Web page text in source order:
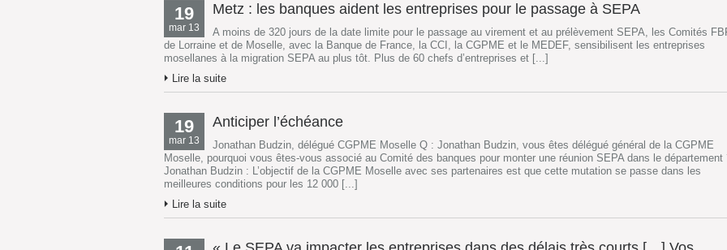
19
mar 13
Metz : les banques aident les entreprises pour le passage à SEPA
A moins de 320 jours de la date limite pour le passage au virement et au prélèvement SEPA, les Comités
de Lorraine et de Moselle, avec la Banque de France, la CCI, la CGPME et le MEDEF, sensibilisent les entreprises
mosellanes à la migration SEPA au plus tôt. Plus de 60 chefs d’entreprises et [...]
Lire la suite
19
mar 13
Anticiper l’échéance
Jonathan Budzin, délégué CGPME Moselle Q : Jonathan Budzin, vous êtes délégué général de la CGPME
Moselle, pourquoi vous êtes-vous associé au Comité des banques pour monter une réunion SEPA dans le département
Jonathan Budzin : L’objectif de la CGPME Moselle avec ses partenaires est que cette mutation se passe dans les
meilleures conditions pour les 12 000 [...]
Lire la suite